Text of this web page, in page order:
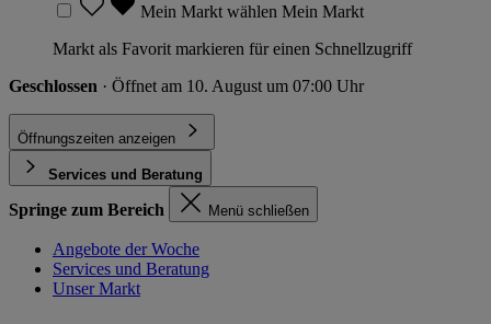
Mein Markt wählen Mein Markt
Markt als Favorit markieren für einen Schnellzugriff
Geschlossen · Öffnet am 10. August um 07:00 Uhr
Öffnungszeiten anzeigen
Services und Beratung
Springe zum Bereich Menü schließen
Angebote der Woche
Services und Beratung
Unser Markt